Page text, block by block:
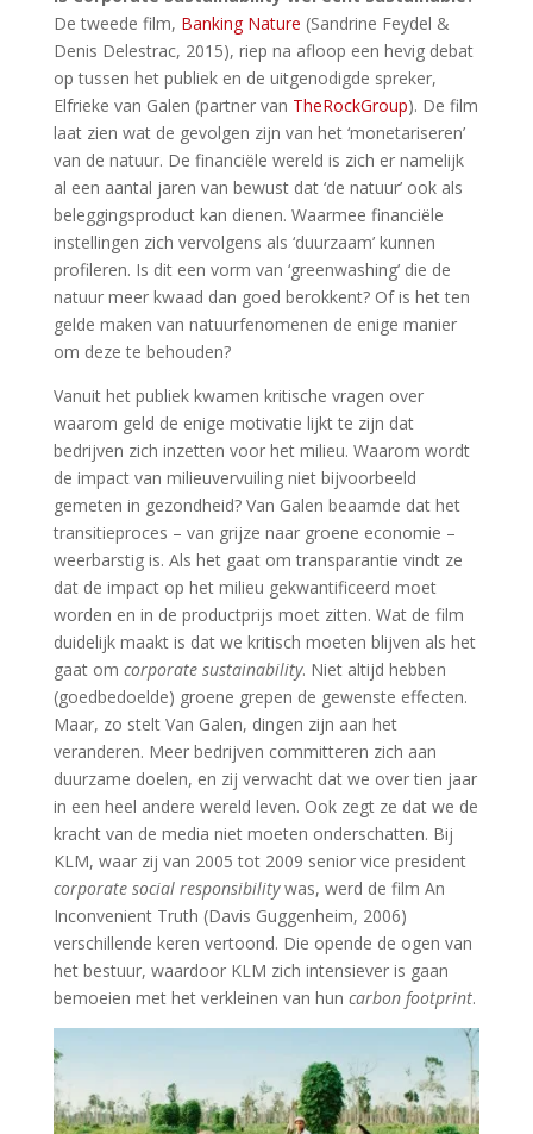
De tweede film, Banking Nature (Sandrine Feydel &
Denis Delestrac, 2015), riep na afloop een hevig debat
op tussen het publiek en de uitgenodigde spreker,
Elfrieke van Galen (partner van TheRockGroup). De film
laat zien wat de gevolgen zijn van het ‘monetariseren’
van de natuur. De financiële wereld is zich er namelijk
al een aantal jaren van bewust dat ‘de natuur’ ook als
beleggingsproduct kan dienen. Waarmee financiële
instellingen zich vervolgens als ‘duurzaam’ kunnen
profileren. Is dit een vorm van ‘greenwashing’ die de
natuur meer kwaad dan goed berokkent? Of is het ten
gelde maken van natuurfenomenen de enige manier
om deze te behouden?
Vanuit het publiek kwamen kritische vragen over
waarom geld de enige motivatie lijkt te zijn dat
bedrijven zich inzetten voor het milieu. Waarom wordt
de impact van milieuvervuiling niet bijvoorbeeld
gemeten in gezondheid? Van Galen beaamde dat het
transitieproces – van grijze naar groene economie –
weerbarstig is. Als het gaat om transparantie vindt ze
dat de impact op het milieu gekwantificeerd moet
worden en in de productprijs moet zitten. Wat de film
duidelijk maakt is dat we kritisch moeten blijven als het
gaat om corporate sustainability. Niet altijd hebben
(goedbedoelde) groene grepen de gewenste effecten.
Maar, zo stelt Van Galen, dingen zijn aan het
veranderen. Meer bedrijven committeren zich aan
duurzame doelen, en zij verwacht dat we over tien jaar
in een heel andere wereld leven. Ook zegt ze dat we de
kracht van de media niet moeten onderschatten. Bij
KLM, waar zij van 2005 tot 2009 senior vice president
corporate social responsibilitywas, werd de film An
Inconvenient Truth (Davis Guggenheim, 2006)
verschillende keren vertoond. Die opende de ogen van
het bestuur, waardoor KLM zich intensiever is gaan
bemoeien met het verkleinen van hun carbon footprint.